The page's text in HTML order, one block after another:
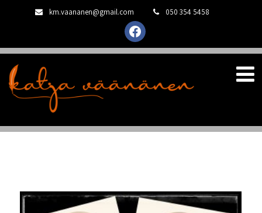
km.vaananen@gmail.com 050 354 5458
facebook